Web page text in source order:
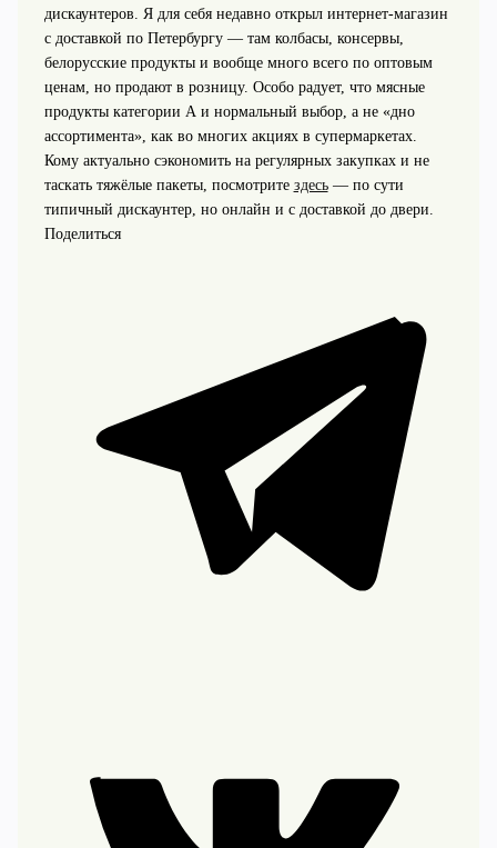
дискаунтеров. Я для себя недавно открыл интернет‑магазин
с доставкой по Петербургу — там колбасы, консервы,
белорусские продукты и вообще много всего по оптовым
ценам, но продают в розницу. Особо радует, что мясные
продукты категории А и нормальный выбор, а не «дно
ассортимента», как во многих акциях в супермаркетах.
Кому актуально сэкономить на регулярных закупках и не
таскать тяжёлые пакеты, посмотрите здесь— по сути
типичный дискаунтер, но онлайн и с доставкой до двери.
Поделиться